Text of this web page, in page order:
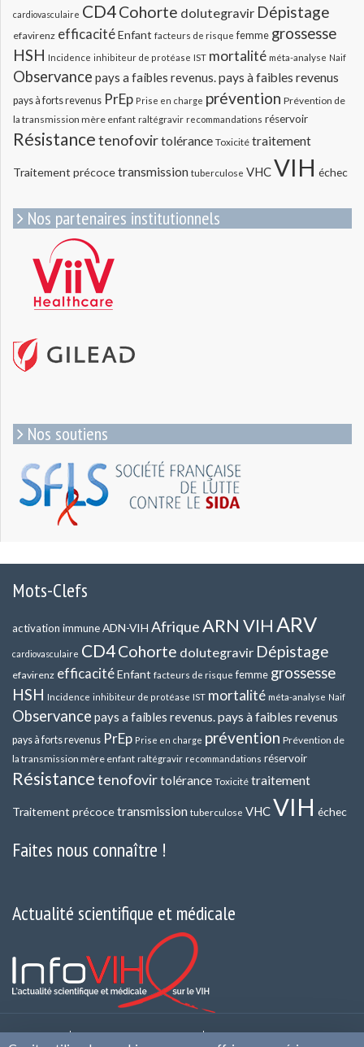
cardiovasculaire CD4Cohorte dolutegravir Dépistage
efavirenz efficacitéEnfant facteurs de risque femme grossesse
HSH Incidence inhibiteur de protéase IST mortalité méta-analyse Naif
Observance pays a faibles revenus.pays à faibles revenus
pays à forts revenus PrEp Prise en charge prévention Prévention de
la transmission mère enfant raltégravir recommandations réservoir
Résistancetenofovirtolérance Toxicité traitement
Traitement précocetransmission tuberculose VHCVIH échec
Nos partenaires institutionnels
Nos soutiens
Mots-Clefs
activation immuneADN-VIH AfriqueARN VIHARV
cardiovasculaire CD4Cohorte dolutegravir Dépistage
efavirenz efficacitéEnfant facteurs de risque femme grossesse
HSH Incidence inhibiteur de protéase IST mortalité méta-analyse Naif
Observance pays a faibles revenus.pays à faibles revenus
pays à forts revenus PrEp Prise en charge prévention Prévention de
la transmission mère enfant raltégravir recommandations réservoir
Résistancetenofovirtolérance Toxicité traitement
Traitement précocetransmission tuberculose VHCVIH échec
Faites nous connaître !
Actualité scientifique et médicale